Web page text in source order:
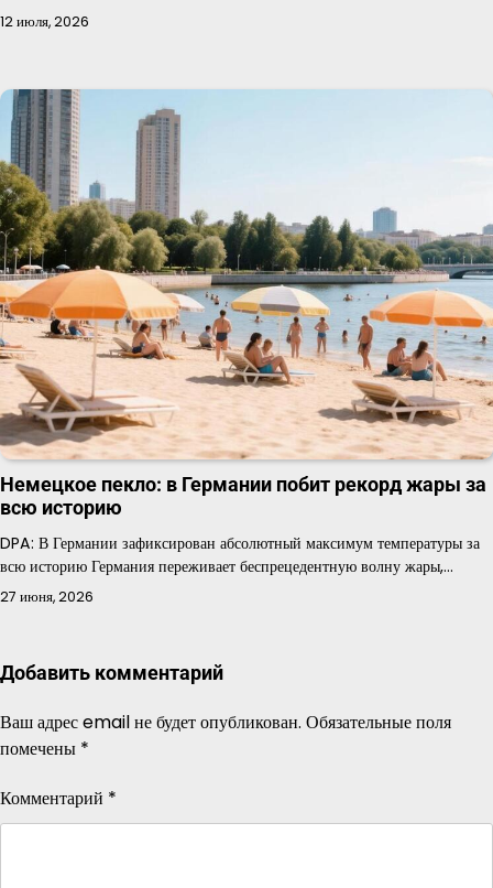
12 июля, 2026
Немецкое пекло: в Германии побит рекорд жары за
всю историю
DPA: В Германии зафиксирован абсолютный максимум температуры за
всю историю Германия переживает беспрецедентную волну жары,…
27 июня, 2026
Добавить комментарий
Ваш адрес email не будет опубликован. Обязательные поля
помечены *
Комментарий *